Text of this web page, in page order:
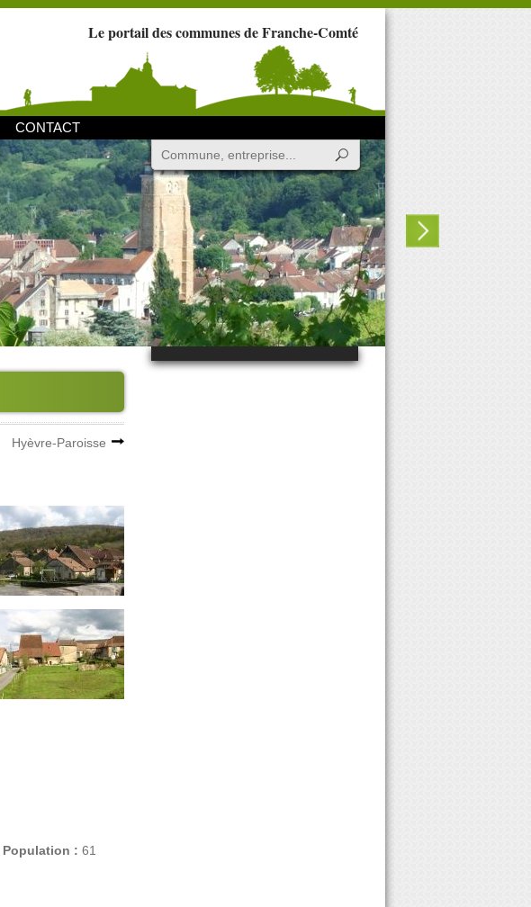
Le portail des communes de Franche-Comté
CONTACT
Hyèvre-Paroisse
Population : 61